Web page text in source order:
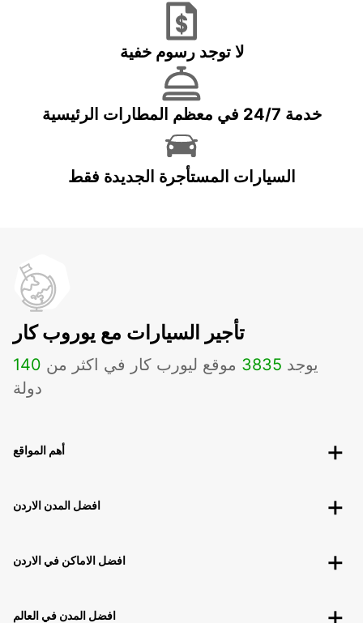
لا توجد رسوم خفية
خدمة 24/7 في معظم المطارات الرئيسية
السيارات المستأجرة الجديدة فقط
تأجير السيارات مع يوروب كار
يوجد 3835 موقع ليورب كار في اكثر من 140
دولة
أهم المواقع
افضل المدن الاردن
افضل الاماكن في الاردن
افضل المدن في العالم